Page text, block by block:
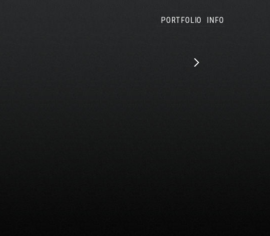
PORTFOLIO INFO